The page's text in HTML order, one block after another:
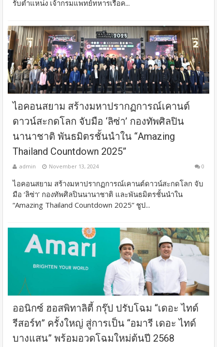
รับตำแหน่ง เจ้ากรมแพทย์ทหารเรือค...
ไอคอนสยาม สร้างมหาปรากฏการณ์เคานต์
ดาวน์สะกดโลก จับมือ ‘ลิซ่า’ กองทัพศิลปิน
นานาชาติ พันธมิตรชั้นนำใน “Amazing
Thailand Countdown 2025”
admin November 13, 2024 0
ไอคอนสยาม สร้างมหาปรากฏการณ์เคานต์ดาวน์สะกดโลก จับ
มือ ‘ลิซ่า’ กองทัพศิลปินนานาชาติ และพันธมิตรชั้นนำใน
“Amazing Thailand Countdown 2025” ชูป...
ออนิกซ์ ฮอสพิทาลิตี้ กรุ๊ป ปรับโฉม “เดอะ ไทด์
รีสอร์ท” ครั้งใหญ่ สู่การเป็น “อมารี เดอะ ไทด์
บางแสน” พร้อมอวดโฉมใหม่ต้นปี 2568